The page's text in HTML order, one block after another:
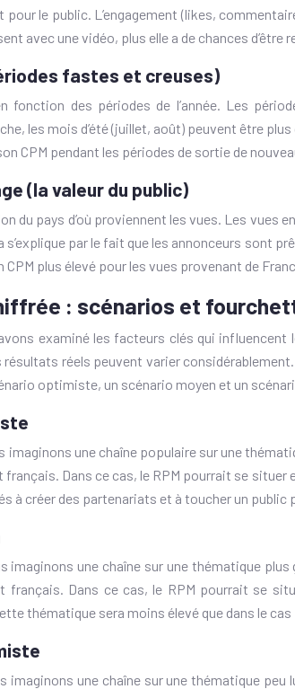
le public. L’engagement (likes,
avec une vidéo, plus elle a de chances
fastes et creuses)
fonction des périodes de l’année. Les
les mois d’été (juillet, août) peuvent être
CPM pendant les périodes de sortie de
(la valeur du public)
du pays d’où proviennent les vues. Les
s’explique par le fait que les annonceurs sont
plus élevé pour les vues provenant de
: scénarios et
examiné les facteurs clés qui
réels peuvent varier
optimiste, un scénario moyen et un
imaginons une chaîne populaire sur une
Dans ce cas, le RPM pourrait se
à créer des partenariats et à toucher un public
imaginons une chaîne sur une thématique
français. Dans ce cas, le RPM pourrait se
thématique sera moins élevé que dans le
imaginons une chaîne sur une thématique